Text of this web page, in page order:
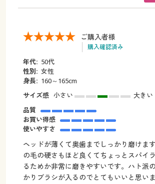
ご購入者様
購入確認済み
年代: 50代
性別: 女性
身長: 160～165cm
サイズ感 小さい
大きい
品質
お買い得感
使いやすさ
ヘッドが薄くて奥歯までしっかり磨けま
の毛の硬さもほど良くてちょっとスパイ
るためか非常に磨きやすいです。ハト派
かりブラシが入るのでとてもいいと思いま